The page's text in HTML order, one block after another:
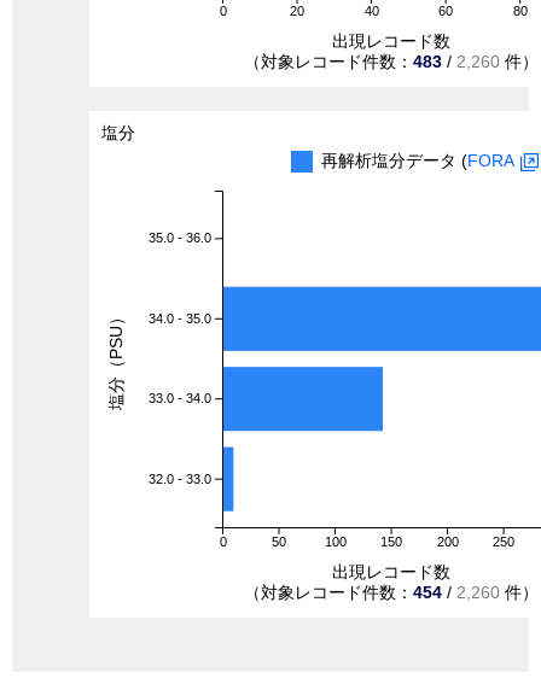
0 20 40 60 80
出現レコード数
（対象レコード件数： 483 / 2,260 件）
塩分
再解析塩分データ (FORA
0 50 100 150 200 250
35.0 - 36.0
34.0 - 35.0
33.0 - 34.0
32.0 - 33.0
出現レコード数
（対象レコード件数： 454 / 2,260 件）
塩分（PSU）